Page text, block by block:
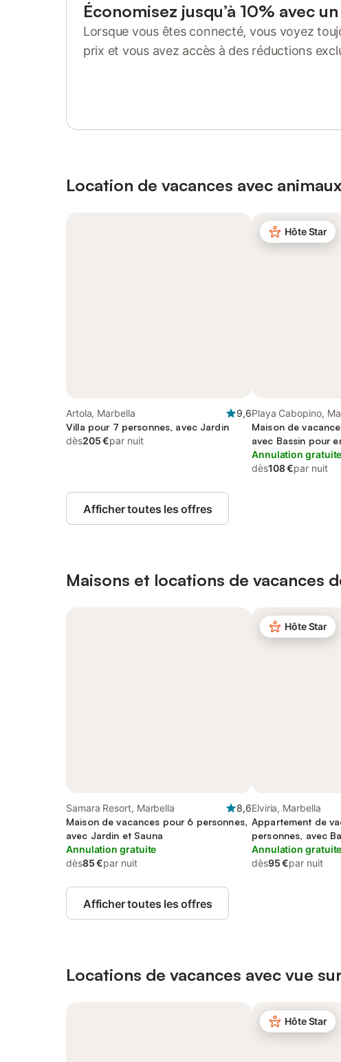
Économisez jusqu’à 10% avec
Lorsque vous êtes connecté, vous voyez
prix et vous avez accès à des réductions
Location de vacances avec
Artola, Marbella
9,6
Villa pour 7 personnes, avec Jardin
dès205 €par nuit
Hôte Star
Playa Cabopino,
Maison de
avec Bassin pour
Annulation gratuite
dès108 €par nuit
Afficher toutes les offres
Maisons et locations de vacances
Samara Resort, Marbella
8,6
Maison de vacances pour 6 personnes,
avec Jardin et Sauna
Annulation gratuite
dès85 €par nuit
Hôte Star
Elviria, Marbella
Appartement de
personnes, avec
et Bassin pour
Annulation gratuite
dès95 €par nuit
Afficher toutes les offres
Locations de vacances avec vue
Hôte Star